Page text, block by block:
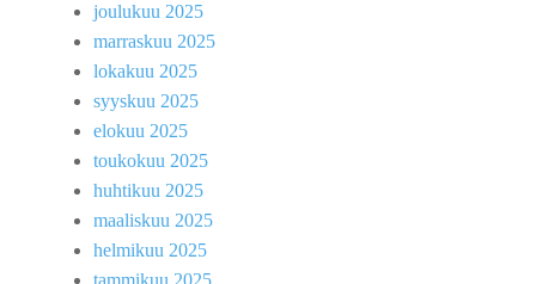
joulukuu 2025
marraskuu 2025
lokakuu 2025
syyskuu 2025
elokuu 2025
toukokuu 2025
huhtikuu 2025
maaliskuu 2025
helmikuu 2025